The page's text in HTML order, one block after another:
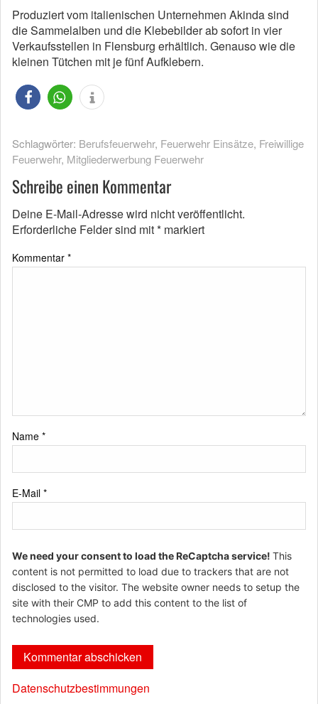
Produziert vom italienischen Unternehmen Akinda sind
die Sammelalben und die Klebebilder ab sofort in vier
Verkaufsstellen in Flensburg erhältlich. Genauso wie die
kleinen Tütchen mit je fünf Aufklebern.
Schlagwörter: Berufsfeuerwehr, Feuerwehr Einsätze, Freiwillige
Feuerwehr, Mitgliederwerbung Feuerwehr
Schreibe einen Kommentar
Deine E-Mail-Adresse wird nicht veröffentlicht.
Erforderliche Felder sind mit* markiert
Kommentar *
Name *
E-Mail *
We need your consent to load the ReCaptcha service! This
content is not permitted to load due to trackers that are not
disclosed to the visitor. The website owner needs to setup the
site with their CMP to add this content to the list of
technologies used.
Datenschutzbestimmungen